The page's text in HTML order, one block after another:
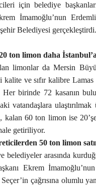
için belediye
İmamoğlu’nun
Belediyesi
ton limon daha
limonlar da Mersin
ve sıfır kalibre
Her birinde 72 kasanın
vatandaşlara ulaştırılmak
60 ton limon ise
getiriliyor.
50 ton limon
belediyeler arasında
Ekrem
çağrısına olumlu